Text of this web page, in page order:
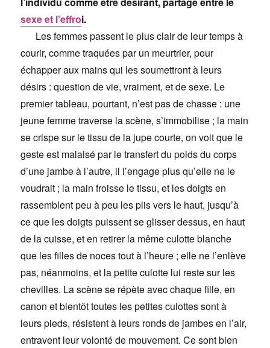
sexe et l’effroi.
Les femmes passent le plus clair de leur temps à
courir, comme traquées par un meurtrier, pour
échapper aux mains qui les soumettront à leurs
désirs : question de vie, vraiment, et de sexe. Le
premier tableau, pourtant, n’est pas de chasse : une
jeune femme traverse la scène, s’immobilise ; la main
se crispe sur le tissu de la jupe courte, on voit que le
geste est malaisé par le transfert du poids du corps
d’une jambe à l’autre, il l’engage plus qu’elle ne le
voudrait ; la main froisse le tissu, et les doigts en
rassemblent peu à peu les plis vers le haut, jusqu’à
ce que les doigts puissent se glisser dessus, en haut
de la cuisse, et en retirer la même culotte blanche
que les filles de noces tout à l’heure ; elle ne l’enlève
pas, néanmoins, et la petite culotte lui reste sur les
chevilles. La scène se répète avec chaque fille, en
canon et bientôt toutes les petites culottes sont à
leurs pieds, résistent à leurs ronds de jambes en l’air,
entravent leur volonté de mouvement. Ce sont bien